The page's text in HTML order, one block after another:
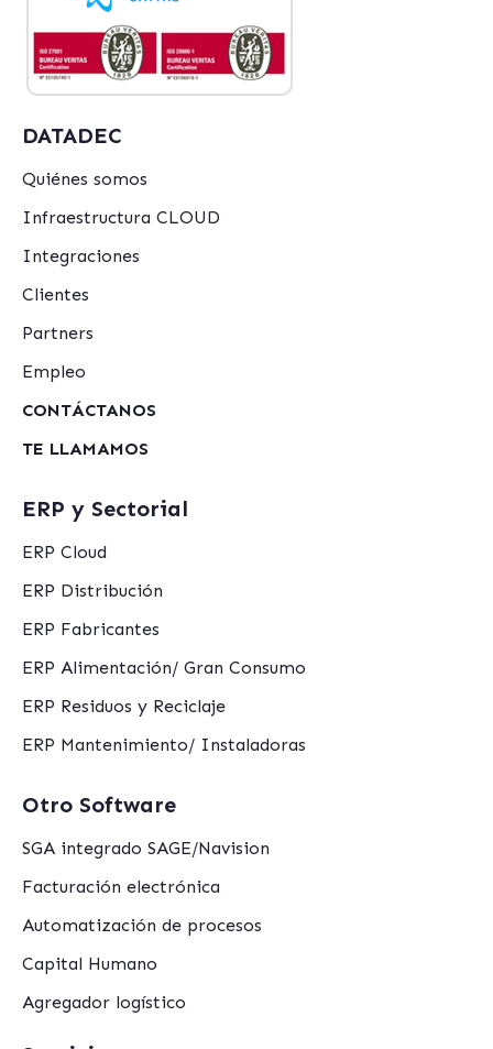
DATADEC
Quiénes somos
Infraestructura CLOUD
Integraciones
Clientes
Partners
Empleo
CONTÁCTANOS
TE LLAMAMOS
ERP y Sectorial
ERP Cloud
ERP Distribución
ERP Fabricantes
ERP Alimentación/ Gran Consumo
ERP Residuos y Reciclaje
ERP Mantenimiento/ Instaladoras
Otro Software
SGA integrado SAGE/Navision
Facturación electrónica
Automatización de procesos
Capital Humano
Agregador logístico